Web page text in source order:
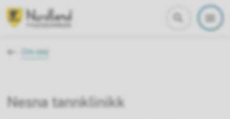
Du er her:
Om oss
Nesna tannklinikk